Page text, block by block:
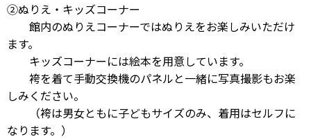
②ぬりえ・キッズコーナー
館内のぬりえコーナーではぬりえをお楽しみいただけ
ます。
キッズコーナーには絵本を用意しています。
袴を着て手動交換機のパネルと一緒に写真撮影もお楽
しみください。
（袴は男女ともに子どもサイズのみ、着用はセルフに
なります。）